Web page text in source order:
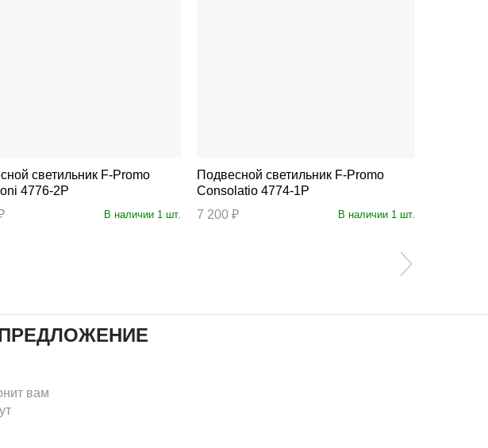
светильник F-Promo
4776-2P
В наличии 1 шт.
Подвесной светильник F-Promo
Consolatio 4774-1P
7 200 ₽
В наличии 1 шт.
вам